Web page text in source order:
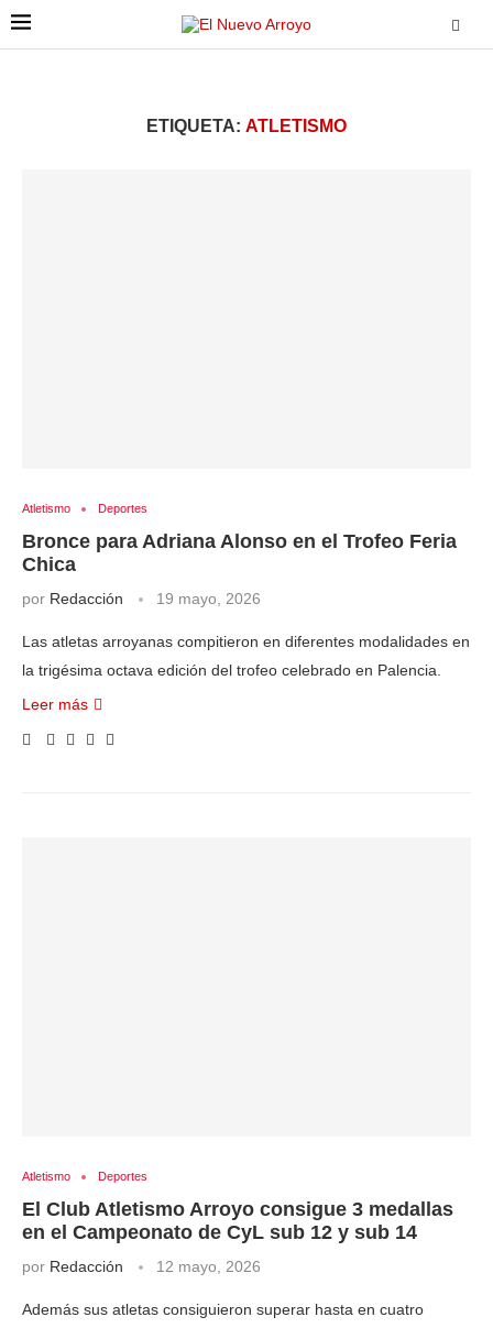
ETIQUETA: ATLETISMO
Atletismo Deportes
Bronce para Adriana Alonso en el Trofeo Feria
Chica
por Redacción 19 mayo, 2026
Las atletas arroyanas compitieron en diferentes modalidades en
la trigésima octava edición del trofeo celebrado en Palencia.
Leer más
Atletismo Deportes
El Club Atletismo Arroyo consigue 3 medallas
en el Campeonato de CyL sub 12 y sub 14
por Redacción 12 mayo, 2026
Además sus atletas consiguieron superar hasta en cuatro